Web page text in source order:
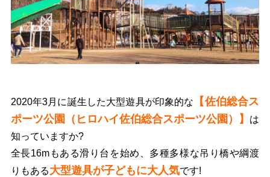
2020年3月に誕生した大型遊具が印象的な
【佐伯総合ス
ポーツ公園（ヒロハイ佐伯総合スポーツ公園）】
は
知っていますか?
全長16mもある滑り台を始め、多種多様な吊り橋や綱渡
りもある大型遊具が子どもに大人気です!